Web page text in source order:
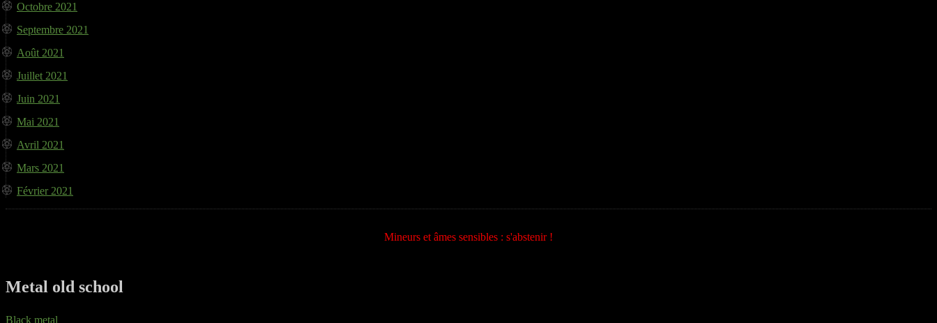
Octobre 2021
Septembre 2021
Août 2021
Juillet 2021
Juin 2021
Mai 2021
Avril 2021
Mars 2021
Février 2021
Mineurs et âmes sensibles : s'abstenir !
Metal old school
Black metal